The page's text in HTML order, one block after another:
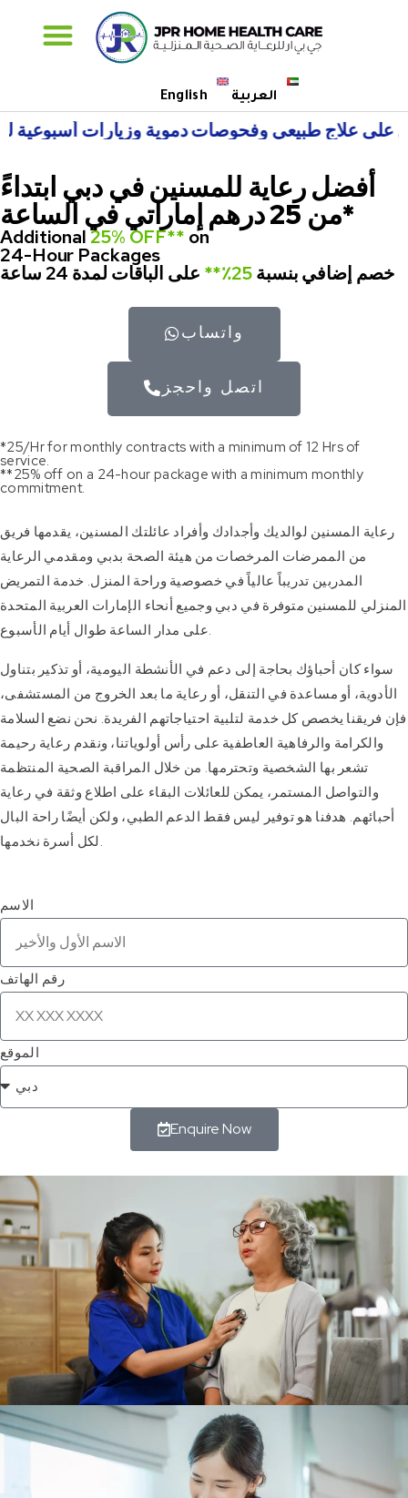
English العربية
أفضل رعاية للمسنين في دبي ابتداءً
من 25 درهم إماراتي في الساعة*
Additional25% OFF** on
24-Hour Packages
خصم إضافي بنسبة على الباقات لمدة 24 ساعة
واتساب
اتصل واحجز
*25/Hr for monthly contracts with a minimum of 12 Hrs of
service.
**25% off on a 24-hour package with a minimum monthly
commitment.
رعاية المسنين لوالديك وأجدادك وأفراد عائلتك المسنين، يقدمها فريق
من الممرضات المرخصات من هيئة الصحة بدبي ومقدمي الرعاية
المدربين تدريباً عالياً في خصوصية وراحة المنزل. خدمة التمريض
المنزلي للمسنين متوفرة في دبي وجميع أنحاء الإمارات العربية المتحدة
على مدار الساعة طوال أيام الأسبوع.
سواء كان أحباؤك بحاجة إلى دعم في الأنشطة اليومية، أو تذكير بتناول
الأدوية، أو مساعدة في التنقل، أو رعاية ما بعد الخروج من المستشفى،
فإن فريقنا يخصص كل خدمة لتلبية احتياجاتهم الفريدة. نحن نضع السلامة
والكرامة والرفاهية العاطفية على رأس أولوياتنا، ونقدم رعاية رحيمة
تشعر بها الشخصية وتحترمها. من خلال المراقبة الصحية المنتظمة
والتواصل المستمر، يمكن للعائلات البقاء على اطلاع وثقة في رعاية
أحبائهم. هدفنا هو توفير ليس فقط الدعم الطبي، ولكن أيضًا راحة البال
لكل أسرة نخدمها.
الاسم
رقم الهاتف
الموقع
Enquire Now